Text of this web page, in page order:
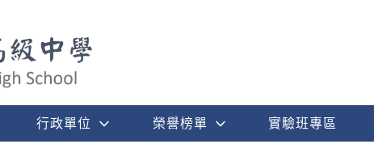
行政單位 榮譽榜單 實驗班專區